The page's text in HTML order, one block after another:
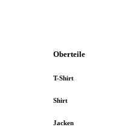
Oberteile
T-Shirt
Shirt
Jacken